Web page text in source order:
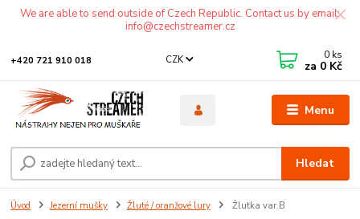
We are able to send outside of Czech Republic. Contact us by email:
info@czechstreamer.cz
Menu
CZK
Hledat
+420 721 910 018 0 ks
za 0 Kč
Úvod Jezerní mušky Žluté / oranžové lury Žlutka var.B